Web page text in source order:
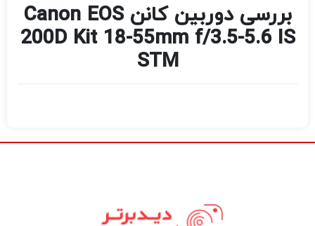
بررسی دوربین کانن Canon EOS
200D Kit 18-55mm f/3.5-5.6 IS
STM